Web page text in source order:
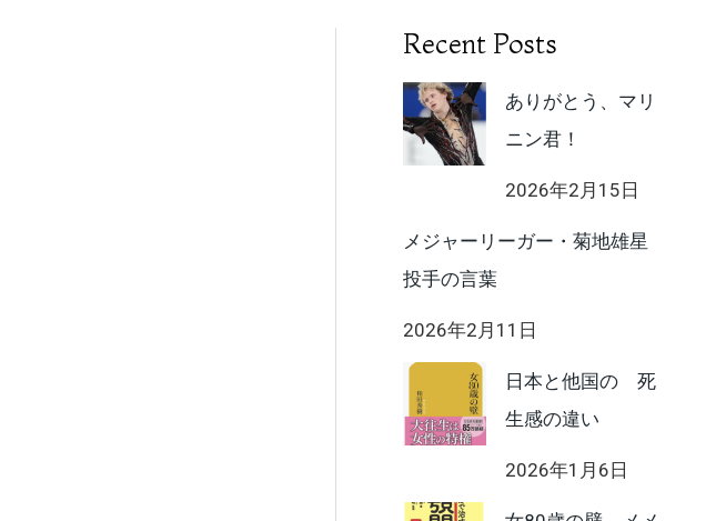
Recent Posts
ありがとう、マリ
ニン君！
2026年2月15日
メジャーリーガー・菊地雄星
投手の言葉
2026年2月11日
日本と他国の 死
生感の違い
2026年1月6日